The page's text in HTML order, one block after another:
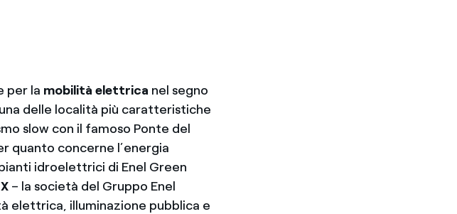
per la mobilità elettrica nel segno
delle località più caratteristiche
slow con il famoso Ponte del
quanto concerne l’energia
idroelettrici di Enel Green
– la società del Gruppo Enel
elettrica, illuminazione pubblica e